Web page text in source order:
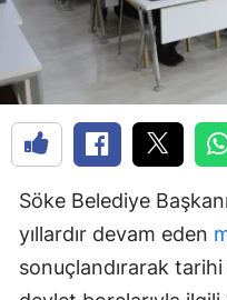
Söke Belediye
yıllardır devam eden
sonuçlandırarak